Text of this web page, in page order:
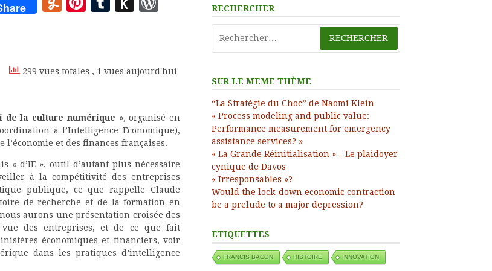
299 vues totales , 1 vues aujourd'hui
de la culture numérique », organisé en
à l’Intelligence Economique),
l’économie et des finances françaises.
« d’IE », outil d’autant plus nécessaire
à la compétitivité des entreprises
publique, ce que rappelle Claude
de recherche et de la formation en
aurons une présentation croisée des
des entreprises, et de ce que fait
économiques et financiers, voir
dans les pratiques d’intelligence
RECHERCHER
SUR LE MEME THÈME
“La Stratégie du Choc” de Naomi Klein
« Process modeling and public value:
Performance measurement for emergency
assistance services? »
« La Grande Réinitialisation » – Le plaidoyer
cynique de Davos
« Irresponsables »?
Would the lock-down economic contraction
be a prelude to a major depression?
ETIQUETTES
FRANCIS BACON HISTOIRE INNOVATION